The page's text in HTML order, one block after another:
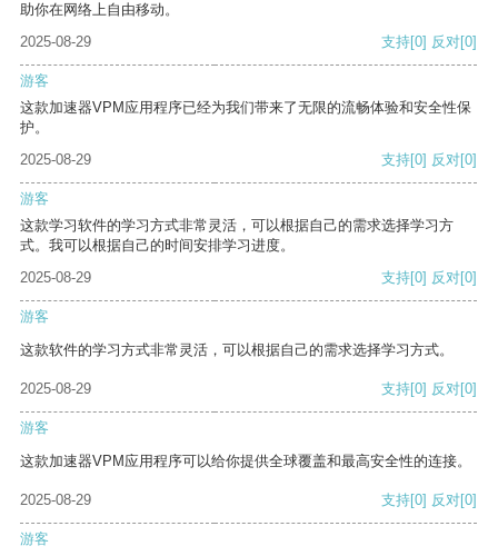
助你在网络上自由移动。
2025-08-29
支持[0] 反对[0]
游客
这款加速器VPM应用程序已经为我们带来了无限的流畅体验和安全性保
护。
2025-08-29
支持[0] 反对[0]
游客
这款学习软件的学习方式非常灵活，可以根据自己的需求选择学习方
式。我可以根据自己的时间安排学习进度。
2025-08-29
支持[0] 反对[0]
游客
这款软件的学习方式非常灵活，可以根据自己的需求选择学习方式。
2025-08-29 支持[0] 反对[0]
游客
这款加速器VPM应用程序可以给你提供全球覆盖和最高安全性的连接。
2025-08-29 支持[0] 反对[0]
游客